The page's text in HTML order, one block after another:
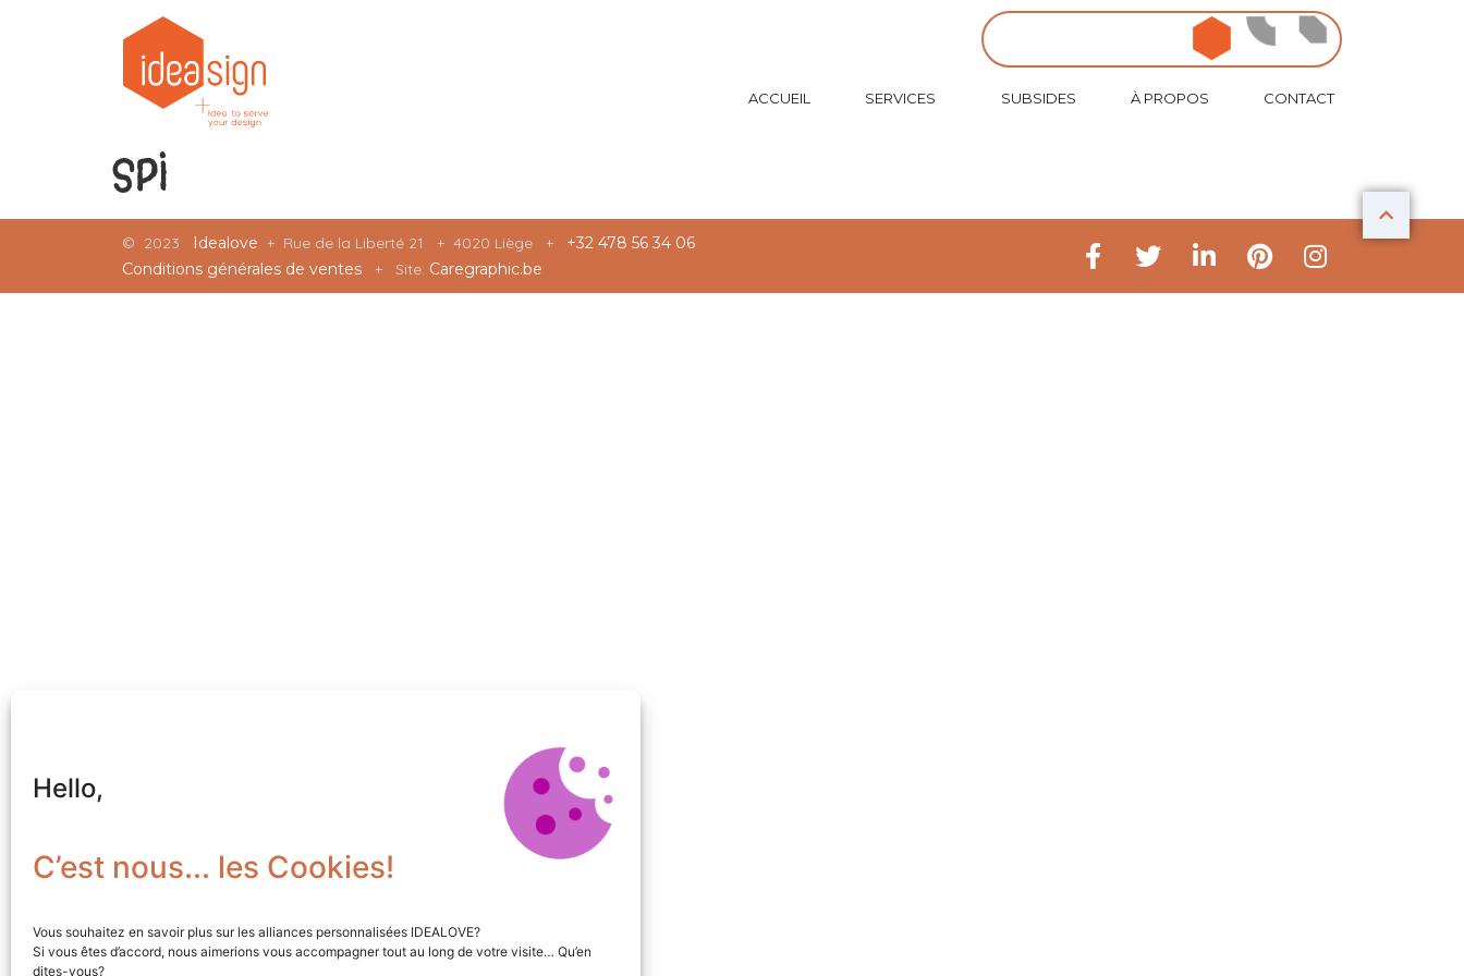
Hello,
C’est nous... les Cookies!
Vous souhaitez en savoir plus sur les alliances personnalisées IDEALOVE?
Si vous êtes d’accord, nous aimerions vous accompagner tout au long de votre visite… Qu’en
dites-vous?
ideasign ideanow
ACCUEIL SERVICES SUBSIDES À PROPOS CONTACT
SPI
© 2023 Idealove + Rue de la Liberté 21 + 4020 Liège + +32 478 56 34 06
Conditions générales de ventes
+ Site: Caregraphic.be